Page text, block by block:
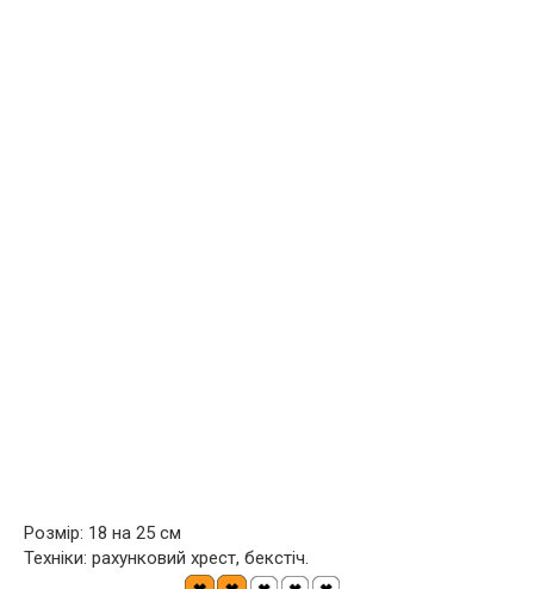
Розмір: 18 на 25 см
Техніки: рахунковий хрест, бекстіч.